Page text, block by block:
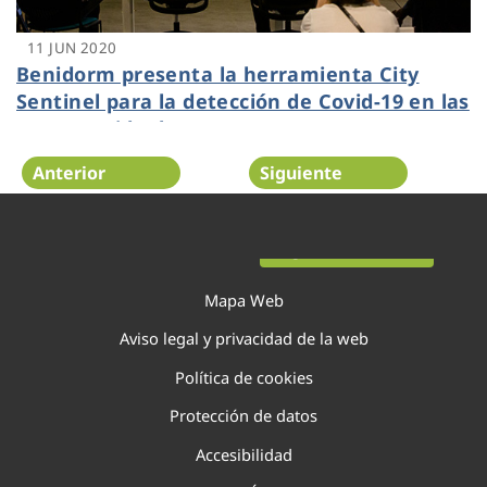
11 JUN 2020
Benidorm presenta la herramienta City
Sentinel para la detección de Covid-19 en las
aguas residuales
Anterior Siguiente
Mapa Web
Aviso legal y privacidad de la web
Política de cookies
Protección de datos
Accesibilidad